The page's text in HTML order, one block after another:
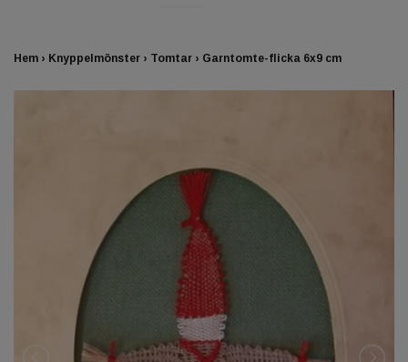
Hem › Knyppelmönster › Tomtar › Garntomte-flicka 6x9 cm